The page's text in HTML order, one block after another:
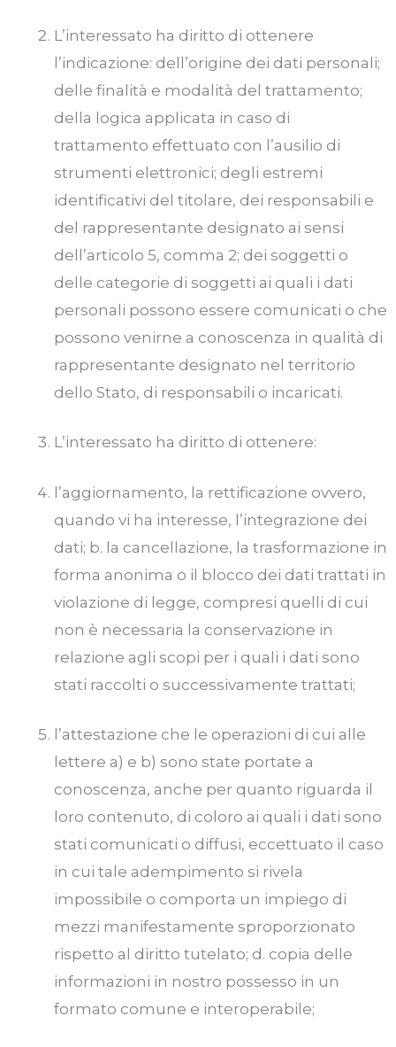
L’interessato ha diritto di ottenere
l’indicazione: dell’origine dei dati personali;
delle finalità e modalità del trattamento;
della logica applicata in caso di
trattamento effettuato con l’ausilio di
strumenti elettronici; degli estremi
identificativi del titolare, dei responsabili e
del rappresentante designato ai sensi
dell’articolo 5, comma 2; dei soggetti o
delle categorie di soggetti ai quali i dati
personali possono essere comunicati o che
possono venirne a conoscenza in qualità di
rappresentante designato nel territorio
dello Stato, di responsabili o incaricati.
L’interessato ha diritto di ottenere:
l’aggiornamento, la rettificazione ovvero,
quando vi ha interesse, l’integrazione dei
dati; b. la cancellazione, la trasformazione in
forma anonima o il blocco dei dati trattati in
violazione di legge, compresi quelli di cui
non è necessaria la conservazione in
relazione agli scopi per i quali i dati sono
stati raccolti o successivamente trattati;
l’attestazione che le operazioni di cui alle
lettere a) e b) sono state portate a
conoscenza, anche per quanto riguarda il
loro contenuto, di coloro ai quali i dati sono
stati comunicati o diffusi, eccettuato il caso
in cui tale adempimento si rivela
impossibile o comporta un impiego di
mezzi manifestamente sproporzionato
rispetto al diritto tutelato; d. copia delle
informazioni in nostro possesso in un
formato comune e interoperabile;